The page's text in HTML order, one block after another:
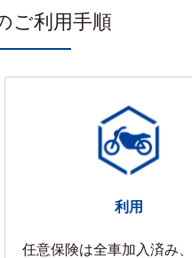
貸切送迎サービス」で快適な
！ただいま慣らし運転中＆お盆
ご利用手順
利用
任意保険は全車加入済み